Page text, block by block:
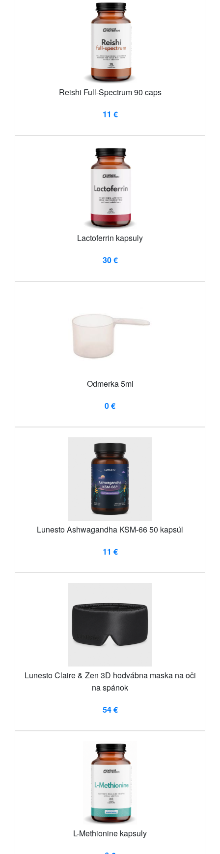
Reishi Full-Spectrum 90 caps
11 €
Lactoferrin kapsuly
30 €
Odmerka 5ml
0 €
Lunesto Ashwagandha KSM-66 50 kapsúl
11 €
Lunesto Claire & Zen 3D hodvábna maska ​​na oči
na spánok
54 €
L-Methionine kapsuly